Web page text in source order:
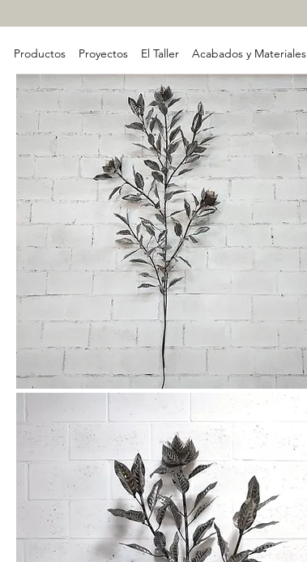
Productos Proyectos El Taller Acabados y Materiales